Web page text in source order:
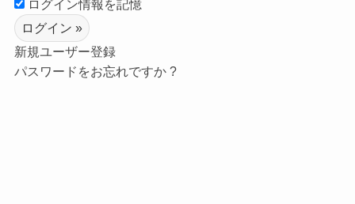
ログイン情報を記憶
新規ユーザー登録
パスワードをお忘れですか ?